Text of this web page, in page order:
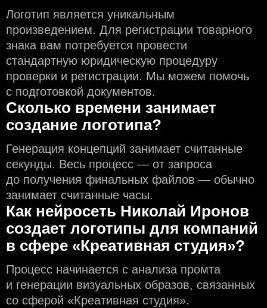
Логотип является уникальным
произведением. Для регистрации товарного
знака вам потребуется провести
стандартную юридическую процедуру
проверки и регистрации. Мы можем помочь
с подготовкой документов.
Сколько времени занимает
создание логотипа?
Генерация концепций занимает считанные
секунды. Весь процесс — от запроса
до получения финальных файлов — обычно
занимает считанные часы.
Как нейросеть Николай Иронов
создаeт логотипы для компаний
в сфере «Креативная студия»?
Процесс начинается с анализа промта
и генерации визуальных образов, связанных
со сферой «Креативная студия».